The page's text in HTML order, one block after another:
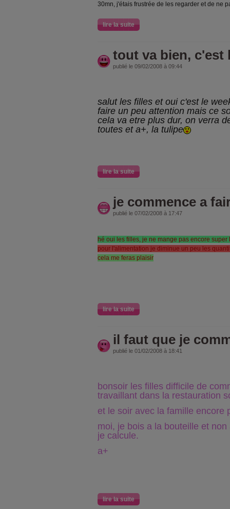
30mn, j'étais frustrée de les regarder et de ne
lire la suite
tout va bien, c'est
publié le 09/02/2008 à 09:44
salut les filles et oui c'est le
faire un peu attention mais ce
cela va etre plus dur, on verra
toutes et a+, la tulipe
lire la suite
je commence a
publié le 07/02/2008 à 17:47
hé oui les filles, je ne mange pas encore
pour l'alimentation je diminue un peu les
cela me feras plaisir
lire la suite
il faut que je
publié le 01/02/2008 à 18:41
bonsoir les filles difficile de
travaillant dans la restauration
et le soir avec la famille encore
moi, je bois a la bouteille et
je calcule.
a+
lire la suite